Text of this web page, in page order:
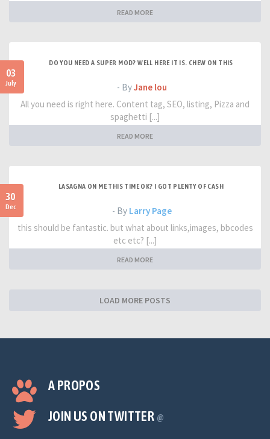
READ MORE
03
July
DO YOU NEED A SUPER MOD? WELL HERE IT IS. CHEW ON THIS
- ByJane lou
All you need is right here. Content tag, SEO, listing, Pizza and
spaghetti [...]
READ MORE
30
Dec
LASAGNA ON ME THIS TIME OK? I GOT PLENTY OF CASH
- By Larry Page
this should be fantastic. but what about links,images, bbcodes
etc etc? [...]
READ MORE
LOAD MORE POSTS
A PROPOS
JOIN US ON TWITTER @